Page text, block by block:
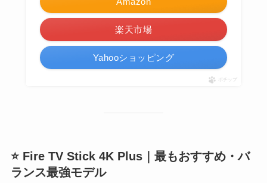
楽天市場
Yahooショッピング
ポチップ
⭐ Fire TV Stick 4K Plus｜最もおすすめ・バ
ランス最強モデル